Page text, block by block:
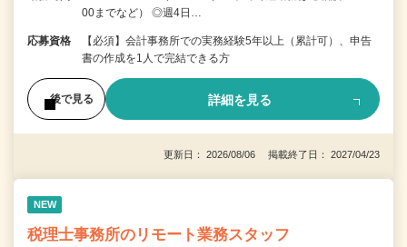
00までなど） ◎週4日…
応募資格
【必須】会計事務所での実務経験5年以上（累計可）、申告
書の作成を1人で完結できる方
後で見る 詳細を見る
更新日： 2026/08/06 掲載終了日： 2027/04/23
NEW
税理士事務所のリモート業務スタッフ